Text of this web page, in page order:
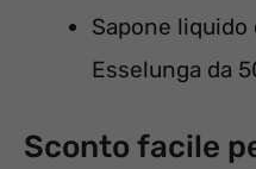
Sapone
Esselunga da
Sconto facile